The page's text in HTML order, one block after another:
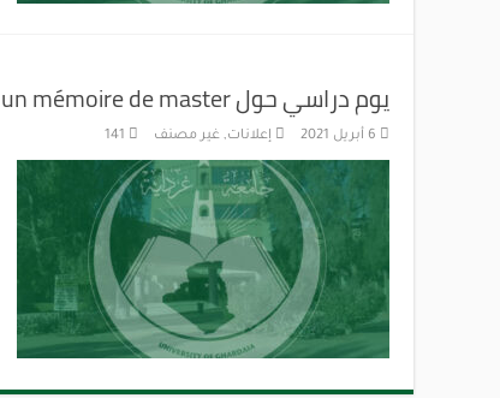
يوم دراسي حول Comment réussir un mémoire de master
6 أبريل 2021 إعلانات, غير مصنف 141